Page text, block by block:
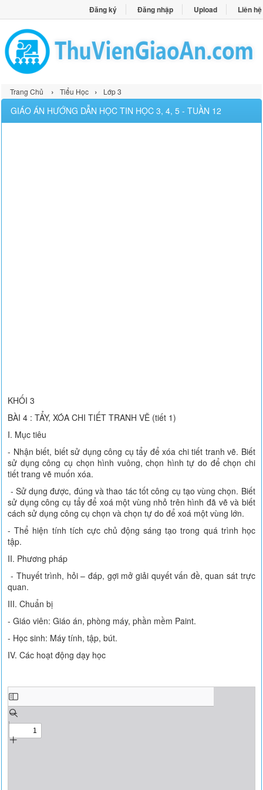
Đăng ký Đăng nhập Upload Liên hệ
Trang Chủ › Tiểu Học › Lớp 3
GIÁO ÁN HƯỚNG DẪN HỌC TIN HỌC 3, 4, 5 - TUẦN 12
KHỐI 3
BÀI 4 : TẨY, XÓA CHI TIẾT TRANH VẼ (tiết 1)
I. Mục tiêu
- Nhận biết, biết sử dụng công cụ tẩy để xóa chi tiết tranh vẽ. Biết
sử dụng công cụ chọn hình vuông, chọn hình tự do để chọn chi
tiết trang vẽ muốn xóa.
- Sử dụng được, đúng và thao tác tốt công cụ tạo vùng chọn. Biết
sử dụng công cụ tẩy để xoá một vùng nhỏ trên hình đã vẽ và biết
cách sử dụng công cụ chọn và chọn tự do để xoá một vùng lớn.
- Thể hiện tính tích cực chủ động sáng tạo trong quá trình học
tập.
II. Phương pháp
- Thuyết trình, hỏi – đáp, gợi mở giải quyết vấn đề, quan sát trực
quan.
III. Chuẩn bị
- Giáo viên: Giáo án, phòng máy, phần mềm Paint.
- Học sinh: Máy tính, tập, bút.
IV. Các hoạt động dạy học